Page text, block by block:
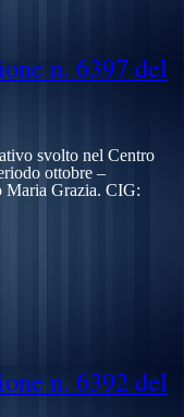
n. 6397 del
svolto nel Centro
ottobre –
Maria Grazia. CIG:
n. 6392 del